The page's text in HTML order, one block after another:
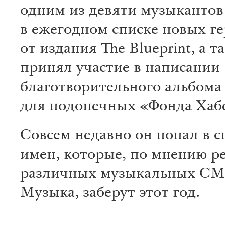
одним из девяти музыкантов
в ежегодном списке новых
от издания The Blueprint, а
принял участие в написании
благотворительного
для подопечных «Фонда
Совсем недавно он попал в
имен, которые, по мнению
различных музыкальных
Музыка, заберут этот год.